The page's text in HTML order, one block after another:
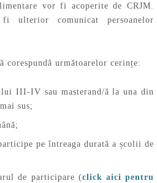
vor fi acoperite de CRJM.
ulterior comunicat persoanelor
corespundă următoarelor cerințe:
III-IV sau masterand/ă la una din
sus;
pe întreaga durată a școlii de
de participare (click aici pentru